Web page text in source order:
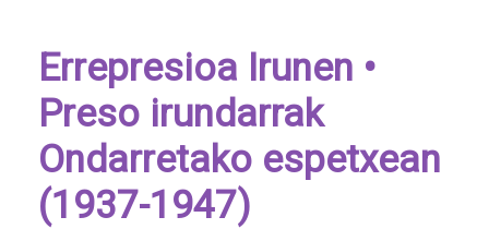
Errepresioa Irunen •
Preso irundarrak
Ondarretako espetxean
(1937-1947)